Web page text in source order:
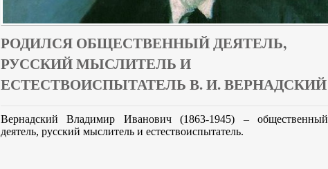
РОДИЛСЯ ОБЩЕСТВЕННЫЙ ДЕЯТЕЛЬ,
РУССКИЙ МЫСЛИТЕЛЬ И
ЕСТЕСТВОИСПЫТАТЕЛЬ В. И. ВЕРНАДСКИЙ
Вернадский Владимир Иванович (1863-1945) – общественный
деятель, русский мыслитель и естествоиспытатель.